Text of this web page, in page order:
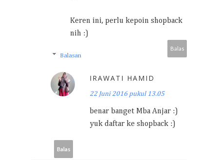
Keren ini, perlu kepoin shopback
nih :)
Balas
Balasan
IRAWATI HAMID
22 Juni 2016 pukul 13.05
benar banget Mba Anjar :)
yuk daftar ke shopback :)
Balas